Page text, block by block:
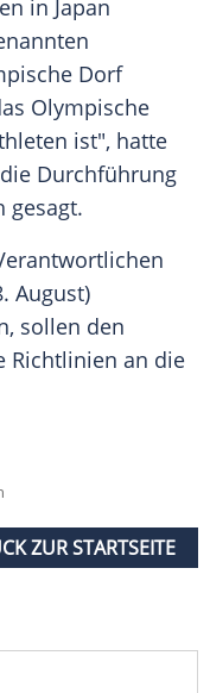
in Japan
Dorf
Olympische
ist", hatte
Durchführung
gesagt.
August)
sollen den
Richtlinien an die
ZUR STARTSEITE